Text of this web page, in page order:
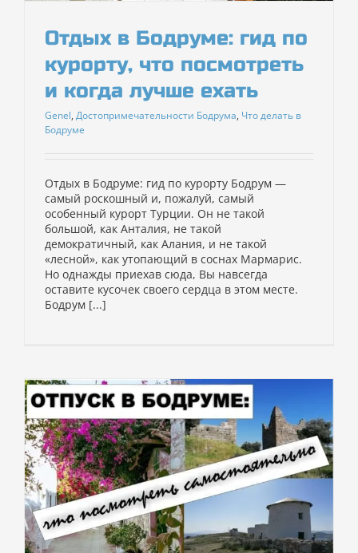
Отдых в Бодруме: гид по
курорту, что посмотреть
и когда лучше ехать
Genel, Достопримечательности Бодрума, Что делать в
Бодруме
Отдых в Бодруме: гид по курорту Бодрум —
самый роскошный и, пожалуй, самый
особенный курорт Турции. Он не такой
большой, как Анталия, не такой
демократичный, как Алания, и не такой
«лесной», как утопающий в соснах Мармарис.
Но однажды приехав сюда, Вы навсегда
оставите кусочек своего сердца в этом месте.
Бодрум [...]